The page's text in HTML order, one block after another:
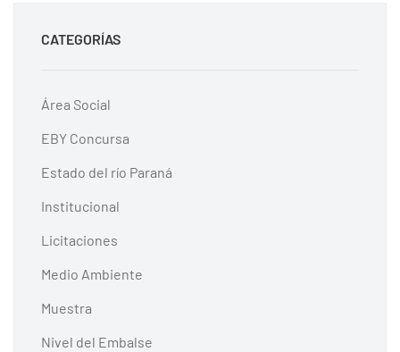
CATEGORÍAS
Área Social
EBY Concursa
Estado del río Paraná
Institucional
Licitaciones
Medio Ambiente
Muestra
Nivel del Embalse